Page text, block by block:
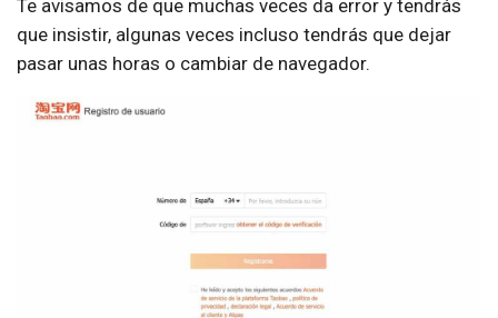
Te avisamos de que muchas veces da error y tendrás
que insistir, algunas veces incluso tendrás que dejar
pasar unas horas o cambiar de navegador.